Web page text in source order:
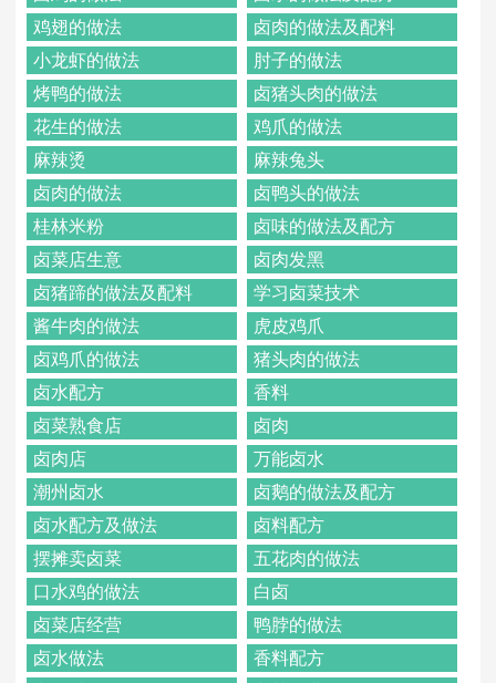
鸡翅的做法
卤肉的做法及配料
小龙虾的做法
肘子的做法
烤鸭的做法
卤猪头肉的做法
花生的做法
鸡爪的做法
麻辣烫
麻辣兔头
卤肉的做法
卤鸭头的做法
桂林米粉
卤味的做法及配方
卤菜店生意
卤肉发黑
卤猪蹄的做法及配料
学习卤菜技术
酱牛肉的做法
虎皮鸡爪
卤鸡爪的做法
猪头肉的做法
卤水配方
香料
卤菜熟食店
卤肉
卤肉店
万能卤水
潮州卤水
卤鹅的做法及配方
卤水配方及做法
卤料配方
摆摊卖卤菜
五花肉的做法
口水鸡的做法
白卤
卤菜店经营
鸭脖的做法
卤水做法
香料配方